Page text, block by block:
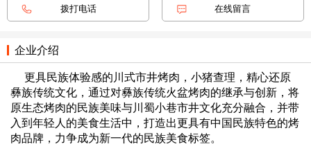
拨打电话 在线留言
企业介绍
更具民族体验感的川式市井烤肉，小猪查理，精心还原
彝族传统文化，通过对彝族传统火盆烤肉的继承与创新，将
原生态烤肉的民族美味与川蜀小巷市井文化充分融合，并带
入到年轻人的美食生活中，打造出更具有中国民族特色的烤
肉品牌，力争成为新一代的民族美食标签。